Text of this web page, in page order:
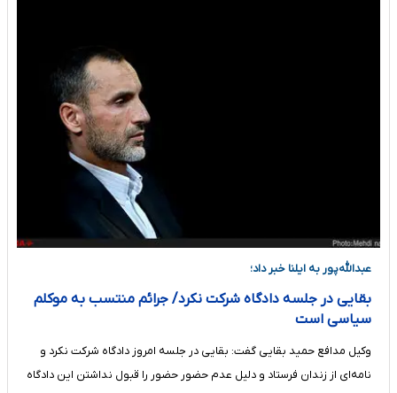
عبدالله‌پور به ایلنا خبر داد؛
بقایی در جلسه دادگاه شرکت نکرد/ جرائم منتسب به موکلم
سیاسی است
وکیل مدافع حمید بقایی گفت: بقایی در جلسه امروز دادگاه شرکت نکرد و
نامه‌ای از زندان فرستاد و دلیل عدم حضور حضور را قبول نداشتن این دادگاه